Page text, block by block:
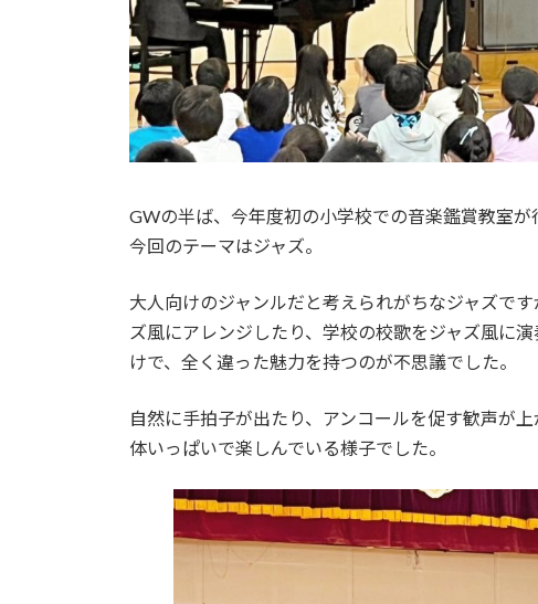
GWの半ば、今年度初の小学校での音楽鑑賞教室が
今回のテーマはジャズ。
大人向けのジャンルだと考えられがちなジャズで
ズ風にアレンジしたり、学校の校歌をジャズ風に
けで、全く違った魅力を持つのが不思議でした。
自然に手拍子が出たり、アンコールを促す歓声が
体いっぱいで楽しんでいる様子でした。